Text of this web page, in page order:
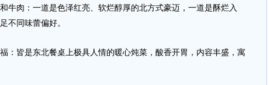
肉：一道是色泽红亮、软烂醇厚的北方式豪迈，一道是酥烂入
不同味蕾偏好。
皆是东北餐桌上极具人情的暖心炖菜，酸香开胃，内容丰盛，寓